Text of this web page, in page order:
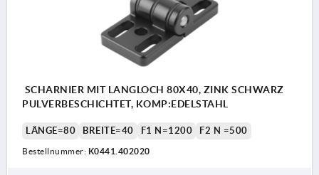
SCHARNIER MIT LANGLOCH 80X40, ZINK SCHWARZ
PULVERBESCHICHTET, KOMP:EDELSTAHL
LÄNGE=80 BREITE=40 F1 N=1200 F2 N =500
Bestellnummer: K0441.402020